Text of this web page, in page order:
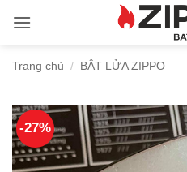
qua
dungTrang chủ / BẬT LỬA ZIPPO
-27%